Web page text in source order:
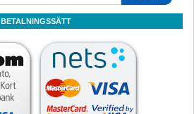
BETALNINGSSÄTT